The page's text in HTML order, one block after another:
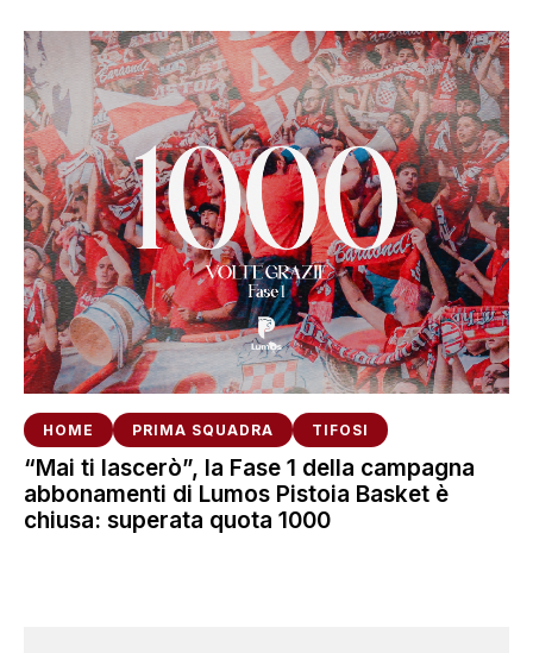
HOME PRIMA SQUADRA TIFOSI
“Mai ti lascerò”, la Fase 1 della campagna
abbonamenti di Lumos Pistoia Basket è
chiusa: superata quota 1000